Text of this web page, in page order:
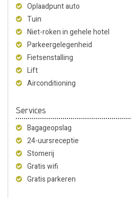
Oplaadpunt auto
Tuin
Niet-roken in gehele hotel
Parkeergelegenheid
Fietsenstalling
Lift
Airconditioning
Services
Bagageopslag
24-uursreceptie
Stomerij
Gratis wifi
Gratis parkeren